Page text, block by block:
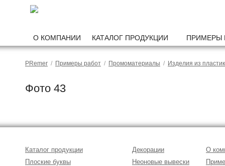
О КОМПАНИИ КАТАЛОГ ПРОДУКЦИИ ПРИМЕРЫ
PRemer / Примеры работ / Промоматериалы / Изделия из
Фото 43
Каталог продукции
Плоские буквы
Декорации
Неоновые вывески
О